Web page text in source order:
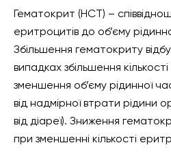
Гематокрит (HCT) –
еритроцитів до об’єму
Збільшення гематокриту
випадках збільшення
зменшення об’єму рідинної
від надмірної втрати рідини
від діареї). Зниження
при зменшенні кількості